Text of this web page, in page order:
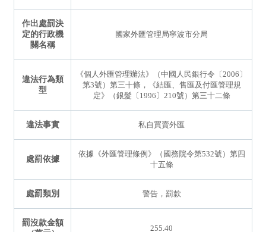
作出處罰決
定的行政機
關名稱
國家外匯管理局寧波市分局
違法行為類
型
《個人外匯管理辦法》（中國人民銀行令〔2006〕
第3號）第三十條，《結匯、售匯及付匯管理規
定》（銀髮〔1996〕210號）第三十二條
違法事實 私自買賣外匯
處罰依據
依據《外匯管理條例》（國務院令第532號）第四
十五條
處罰類別 警告，罰款
罰沒款金額
255.40